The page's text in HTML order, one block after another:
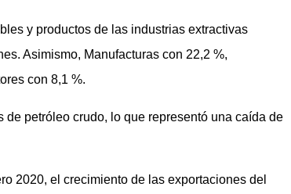
y productos de las industrias extractivas
Asimismo, Manufacturas con 22,2 %,
con 8,1 %.
petróleo crudo, lo que representó una caída de
2020, el crecimiento de las exportaciones del